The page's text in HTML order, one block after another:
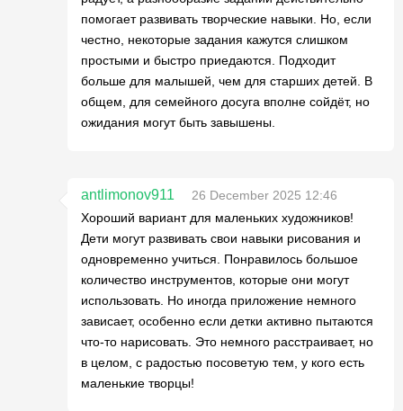
помогает развивать творческие навыки. Но, если
честно, некоторые задания кажутся слишком
простыми и быстро приедаются. Подходит
больше для малышей, чем для старших детей. В
общем, для семейного досуга вполне сойдёт, но
ожидания могут быть завышены.
antlimonov911
26 December 2025 12:46
Хороший вариант для маленьких художников!
Дети могут развивать свои навыки рисования и
одновременно учиться. Понравилось большое
количество инструментов, которые они могут
использовать. Но иногда приложение немного
зависает, особенно если детки активно пытаются
что-то нарисовать. Это немного расстраивает, но
в целом, с радостью посоветую тем, у кого есть
маленькие творцы!